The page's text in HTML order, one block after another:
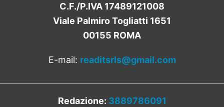
C.F./P.IVA 17489121008
Viale Palmiro Togliatti 1651
00155 ROMA
E-mail: readitsrls@gmail.com
Redazione: 3889786091